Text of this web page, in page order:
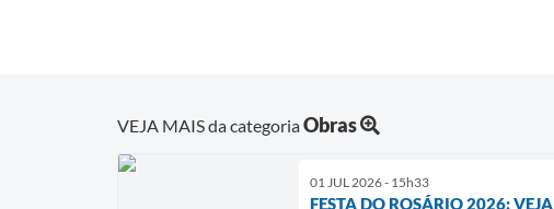
VEJA MAIS da categoriaObras
01 JUL 2026 - 15h33
FESTA DO ROSÁRIO 2026: